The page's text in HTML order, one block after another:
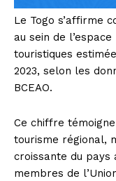
Le Togo s’affirme
au sein de
touristiques
2023, selon les
BCEAO.
Ce chiffre
tourisme régional,
croissante du pays
membres de